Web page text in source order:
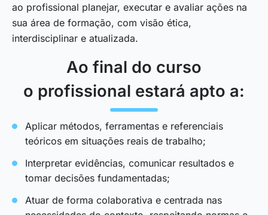
ao profissional planejar, executar e avaliar ações na
sua área de formação, com visão ética,
interdisciplinar e atualizada.
Ao final do curso
o profissional estará apto a:
Aplicar métodos, ferramentas e referenciais
teóricos em situações reais de trabalho;
Interpretar evidências, comunicar resultados e
tomar decisões fundamentadas;
Atuar de forma colaborativa e centrada nas